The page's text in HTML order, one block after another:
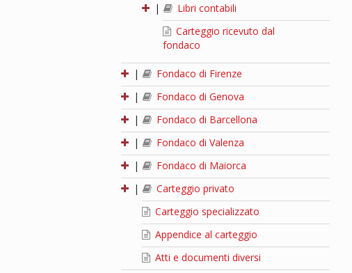
|
Libri contabili
Carteggio ricevuto dal
fondaco
|
Fondaco di Firenze
|
Fondaco di Genova
|
Fondaco di Barcellona
|
Fondaco di Valenza
|
Fondaco di Maiorca
|
Carteggio privato
Carteggio specializzato
Appendice al carteggio
Atti e documenti diversi